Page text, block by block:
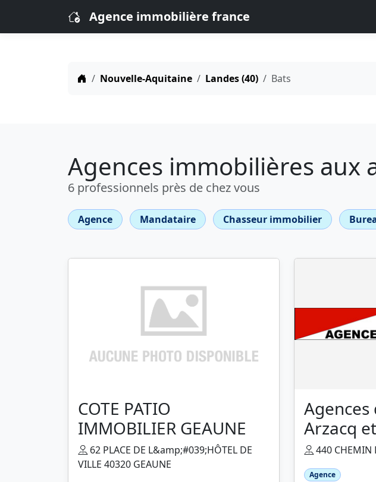
Agence immobilière france
Nouvelle-Aquitaine Landes (40) Bats
Agences immobilières aux
6 professionnels près de chez vous
Agence Mandataire Chasseur immobilier
COTE PATIO
IMMOBILIER GEAUNE
62 PLACE DE L&amp;#039;HÔTEL DE
VILLE 40320 GEAUNE
Agences
Arzacq
440 CHEMIN
Agence